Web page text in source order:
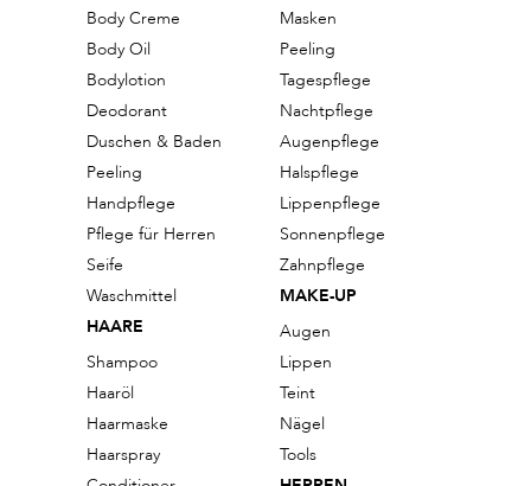
Body Creme
Body Oil
Bodylotion
Deodorant
Duschen & Baden
Peeling
Handpflege
Pflege für Herren
Seife
Waschmittel
HAARE
Shampoo
Haaröl
Haarmaske
Haarspray
Masken
Peeling
Tagespflege
Nachtpflege
Augenpflege
Halspflege
Lippenpflege
Sonnenpflege
Zahnpflege
MAKE-UP
Augen
Lippen
Teint
Nägel
Tools